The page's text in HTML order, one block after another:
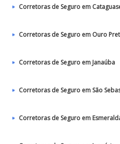
Corretoras de Seguro em
Corretoras de Seguro em Ouro
Corretoras de Seguro em Janaúba
Corretoras de Seguro em São
Corretoras de Seguro em